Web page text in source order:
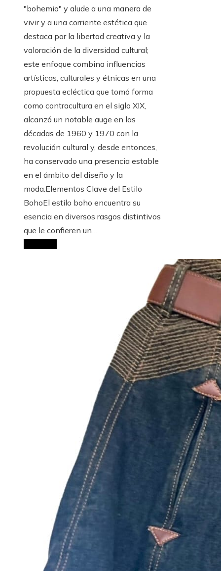
"bohemio" y alude a una manera de
vivir y a una corriente estética que
destaca por la libertad creativa y la
valoración de la diversidad cultural;
este enfoque combina influencias
artísticas, culturales y étnicas en una
propuesta ecléctica que tomó forma
como contracultura en el siglo XIX,
alcanzó un notable auge en las
décadas de 1960 y 1970 con la
revolución cultural y, desde entonces,
ha conservado una presencia estable
en el ámbito del diseño y la
moda.Elementos Clave del Estilo
BohoEl estilo boho encuentra su
esencia en diversos rasgos distintivos
que le confieren un…